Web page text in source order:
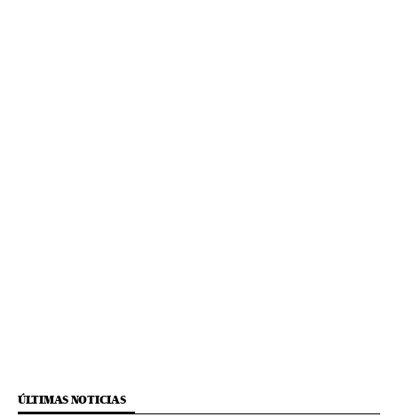
ÚLTIMAS NOTICIAS